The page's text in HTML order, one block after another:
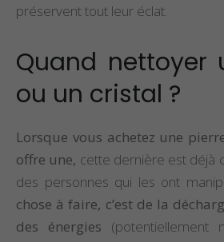
préservent tout leur éclat.
Quand nettoyer
ou un cristal ?
Lorsque vous achetez une
offre une, cette dernière est déjà
des personnes qui les ont
chose à faire, c’est de la
des énergies (potentiellement